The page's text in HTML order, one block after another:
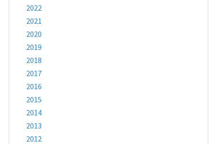
2022
2021
2020
2019
2018
2017
2016
2015
2014
2013
2012